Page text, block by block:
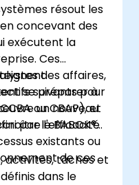
résout les
concevant des
exécutent la
Ces
suivants pour
un nouveau
l'efficacité
existants ou
de ces
des affaires,
se préparer à
ou CBAP), et
par le BABOK®
activités, tâches et
dans le